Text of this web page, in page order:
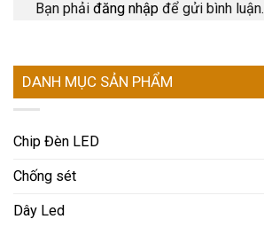
Bạn phải đăng nhập để gửi bình luận.
DANH MỤC SẢN PHẨM
Chip Đèn LED
Chống sét
Dây Led